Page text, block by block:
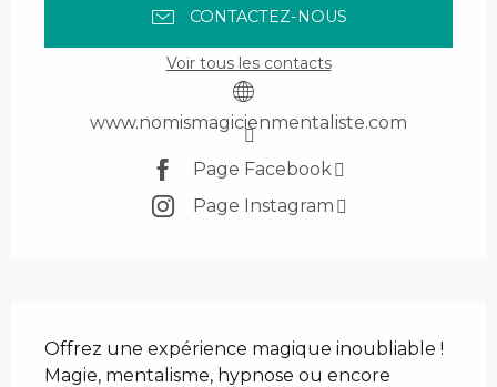
CONTACTEZ-NOUS
Voir tous les contacts
www.nomismagicienmentaliste.com
Page Facebook
Page Instagram
Offrez une expérience magique inoubliable !
Magie, mentalisme, hypnose ou encore